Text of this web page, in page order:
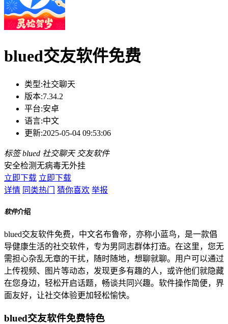
blued交友软件免费
类型:社交聊天
版本:7.34.2
平台:安卓
语言:中文
更新:2025-05-04 09:53:06
标签 blued 社交聊天 交友软件
安全检测无病毒无外挂
立即下载 立即下载
详情 同类热门 猜你喜欢 举报
软件介绍
blued交友软件免费，中文名布鲁帝，亦称小蓝鸟，是一款倡
导健康生活的社交软件，专为男同志群体打造。在这里，您无
需担心杂乱无章的干扰，随时随地，想聊就聊。用户可以通过
上传视频、图片等动态，发现更多有趣的人，或许他们就隐藏
在您身边，轻松开启话题，畅谈共同兴趣。软件操作简便，界
面友好，让社交体验更加轻松愉快。
blued交友软件免费特色